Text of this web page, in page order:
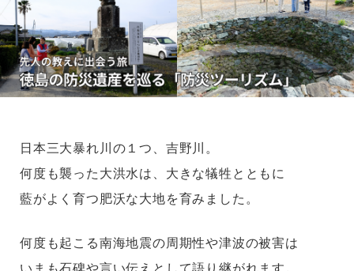
日本三大暴れ川の１つ、吉野川。
何度も襲った大洪水は、大きな犠牲とともに
藍がよく育つ肥沃な大地を育みました。
何度も起こる南海地震の周期性や津波の被害は